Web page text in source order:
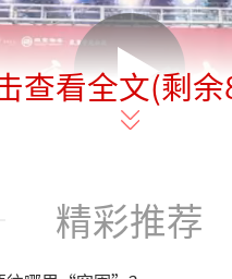
查看全文(剩余
精彩推荐